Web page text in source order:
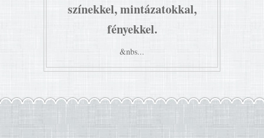
színekkel, mintázatokkal,
fényekkel.
&nbs...